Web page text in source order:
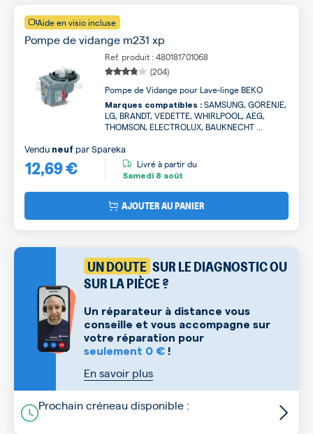
Aide en visio incluse
Pompe de vidange m231 xp
Ref. produit : 480181701068
(204)
Pompe de Vidange pour Lave-linge BEKO
Marques compatibles : SAMSUNG, GORENJE,
LG, BRANDT, VEDETTE, WHIRLPOOL, AEG,
THOMSON, ELECTROLUX, BAUKNECHT ...
12,69 €
Vendu neuf parSpareka
Livré à partir du
Samedi 8 août
AJOUTER AU PANIER
UN DOUTE SUR LE DIAGNOSTIC OU
SUR LA PIÈCE ?
Un réparateur à distance vous
conseille et vous accompagne sur
votre réparation pour
seulement 0 € !
En savoir plus
Prochain créneau disponible :